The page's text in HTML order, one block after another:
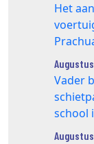
Het
Vader
school